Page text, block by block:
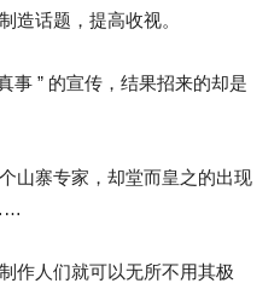
造话题，提高收视。
事 ” 的宣传，结果招来的却是
山寨专家，却堂而皇之的出现
作人们就可以无所不用其极